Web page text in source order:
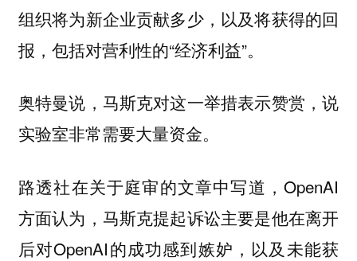
组织将为新企业贡献多少，以及将获得的回
报，包括对营利性的“经济利益”。
奥特曼说，马斯克对这一举措表示赞赏，说
实验室非常需要大量资金。
路透社在关于庭审的文章中写道，OpenAI
方面认为，马斯克提起诉讼主要是他在离开
后对OpenAI的成功感到嫉妒，以及未能获